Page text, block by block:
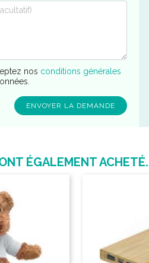
nos conditions générales
ÉGALEMENT